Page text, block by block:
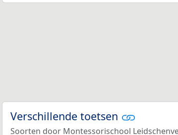
Verschillende toetsen
Soorten door Montessorischool